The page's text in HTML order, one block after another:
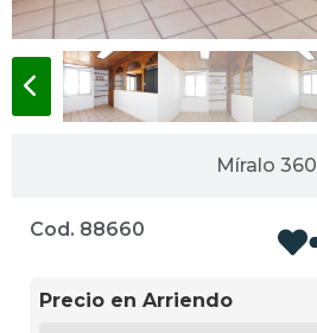
Míralo 360
Cod. 88660
Precio en Arriendo